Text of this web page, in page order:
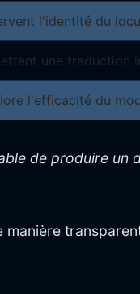
l'identité du
une traduction
l'efficacité du
de produire un
manière